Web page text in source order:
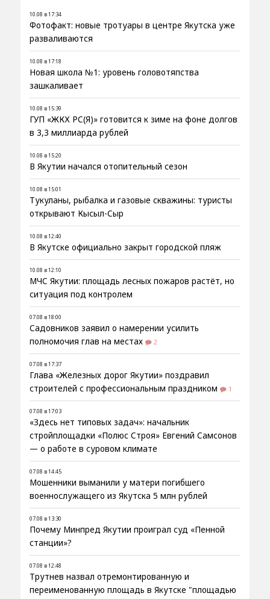
10.08 в 17:34
Фотофакт: новые тротуары в центре Якутска уже
разваливаются
10.08 в 17:18
Новая школа №1: уровень головотяпства
зашкаливает
10.08 в 15:39
ГУП «ЖКХ РС(Я)» готовится к зиме на фоне долгов
в 3,3 миллиарда рублей
10.08 в 15:20
В Якутии начался отопительный сезон
10.08 в 15:01
Тукуланы, рыбалка и газовые скважины: туристы
открывают Кысыл-Сыр
10.08 в 12:40
В Якутске официально закрыт городской пляж
10.08 в 12:10
МЧС Якутии: площадь лесных пожаров растёт, но
ситуация под контролем
07.08 в 18:00
Садовников заявил о намерении усилить
полномочия глав на местах
2
07.08 в 17:37
Глава «Железных дорог Якутии» поздравил
строителей с профессиональным праздником
1
07.08 в 17:03
«Здесь нет типовых задач»: начальник
стройплощадки «Полюс Строя» Евгений Самсонов
— о работе в суровом климате
07.08 в 14:45
Мошенники выманили у матери погибшего
военнослужащего из Якутска 5 млн рублей
07.08 в 13:30
Почему Минпред Якутии проиграл суд «Пенной
станции»?
07.08 в 12:48
Трутнев назвал отремонтированную и
переименованную площадь в Якутске "площадью